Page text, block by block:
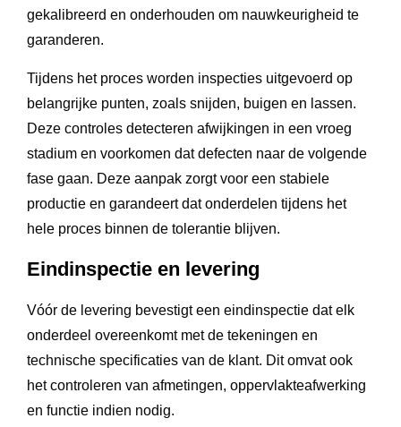
gekalibreerd en onderhouden om nauwkeurigheid te
garanderen.
Tijdens het proces worden inspecties uitgevoerd op
belangrijke punten, zoals snijden, buigen en lassen.
Deze controles detecteren afwijkingen in een vroeg
stadium en voorkomen dat defecten naar de volgende
fase gaan. Deze aanpak zorgt voor een stabiele
productie en garandeert dat onderdelen tijdens het
hele proces binnen de tolerantie blijven.
Eindinspectie en levering
Vóór de levering bevestigt een eindinspectie dat elk
onderdeel overeenkomt met de tekeningen en
technische specificaties van de klant. Dit omvat ook
het controleren van afmetingen, oppervlakteafwerking
en functie indien nodig.